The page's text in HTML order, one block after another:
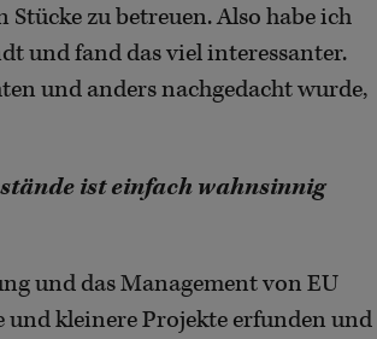
zu betreuen. Also habe ich
und fand das viel interessanter.
und anders nachgedacht wurde,
ist einfach wahnsinnig
und das Management von EU
kleinere Projekte erfunden und